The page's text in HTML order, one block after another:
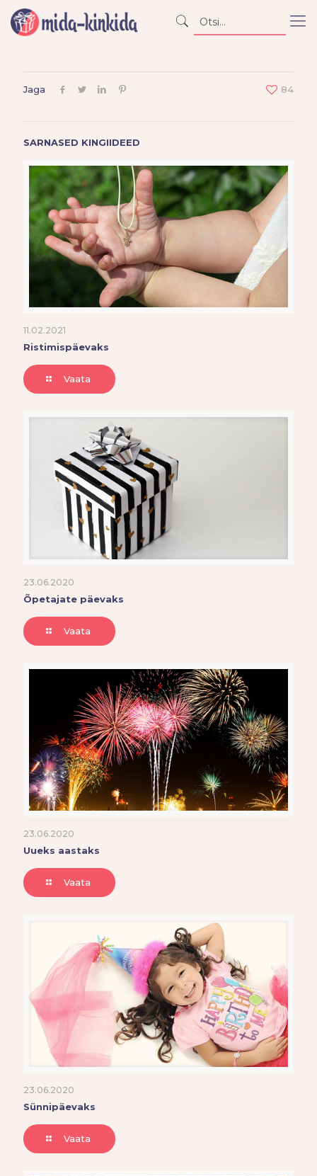
Jaga 84
SARNASED KINGIIDEED
11.02.2021
Ristimispäevaks
Vaata
23.06.2020
Õpetajate päevaks
Vaata
23.06.2020
Uueks aastaks
Vaata
23.06.2020
Sünnipäevaks
Vaata